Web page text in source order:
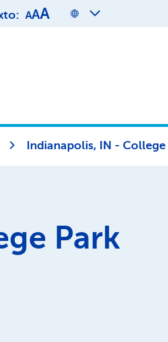
AAA
Indianapolis, IN - College
Park